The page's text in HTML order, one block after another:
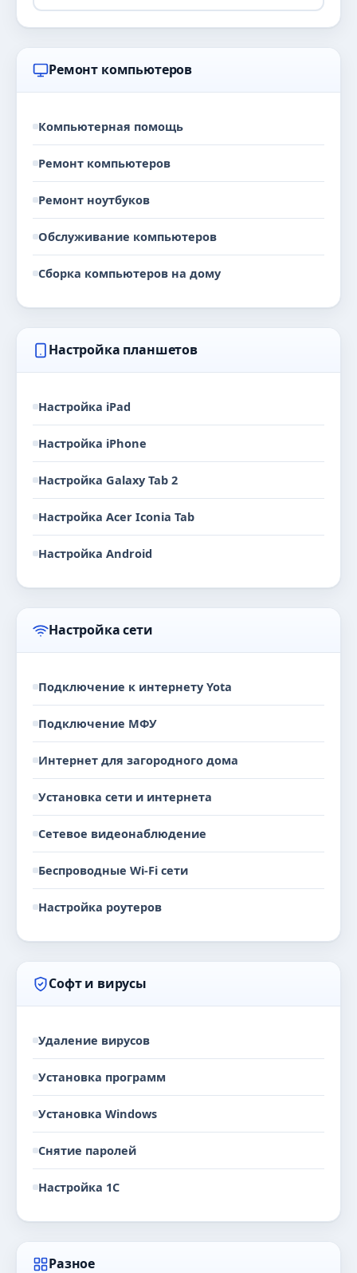
Ремонт компьютеров
Компьютерная помощь
Ремонт компьютеров
Ремонт ноутбуков
Обслуживание компьютеров
Сборка компьютеров на дому
Настройка планшетов
Настройка iPad
Настройка iPhone
Настройка Galaxy Tab 2
Настройка Acer Iconia Tab
Настройка Android
Настройка сети
Подключение к интернету Yota
Подключение МФУ
Интернет для загородного дома
Установка сети и интернета
Сетевое видеонаблюдение
Беспроводные Wi-Fi сети
Настройка роутеров
Софт и вирусы
Удаление вирусов
Установка программ
Установка Windows
Снятие паролей
Настройка 1С
Разное